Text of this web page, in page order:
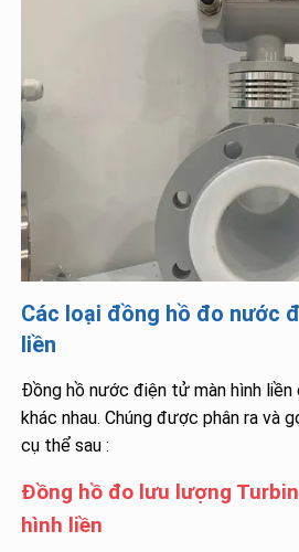
Các loại đồng hồ đo nước
liền
Đồng hồ nước điện tử màn hình liền
khác nhau. Chúng được phân ra và
cụ thể sau :
Đồng hồ đo lưu lượng
hình liền